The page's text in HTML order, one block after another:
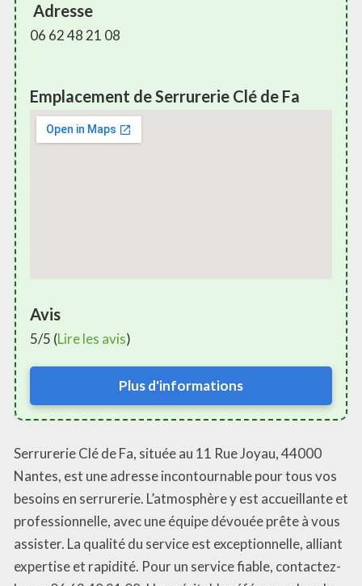
Adresse
06 62 48 21 08
Emplacement de Serrurerie Clé de Fa
Avis
5/5 (Lire les avis)
Plus d'informations
Serrurerie Clé de Fa, située au 11 Rue Joyau, 44000
Nantes, est une adresse incontournable pour tous vos
besoins en serrurerie. L’atmosphère y est accueillante et
professionnelle, avec une équipe dévouée prête à vous
assister. La qualité du service est exceptionnelle, alliant
expertise et rapidité. Pour un service fiable, contactez-